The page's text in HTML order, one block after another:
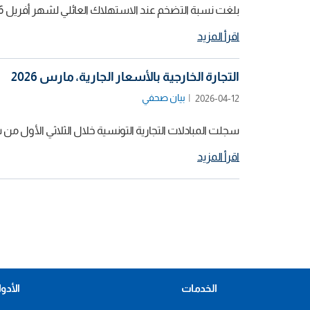
بلغت نسبة التضخم عند الاستهلاك العائلي لشهر أفريل 2026 نسبة 5,5%.
اقرأ المزيد
التجارة الخارجية بالأسعار الجارية، مارس 2026
2026-04-12 بيان صحفي
سجلت المبادلات التجارية التونسية خلال الثلاثي الأول من سنة 2026 ما قيمته 16266,8 م د على مستوى الصادرات و21499,5 م د على
اقرأ المزيد
الخدمات